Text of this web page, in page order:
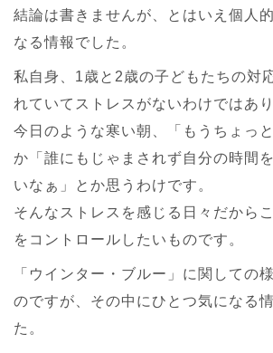
結論は書きませんが、とはいえ個人
なる情報でした。
私自身、1歳と2歳の子どもたちの対
れていてストレスがないわけではあり
今日のような寒い朝、「もうちょっ
か「誰にもじゃまされず自分の時間
いなぁ」とか思うわけです。
そんなストレスを感じる日々だから
をコントロールしたいものです。
「ウインター・ブルー」に関しての
のですが、その中にひとつ気になる
た。